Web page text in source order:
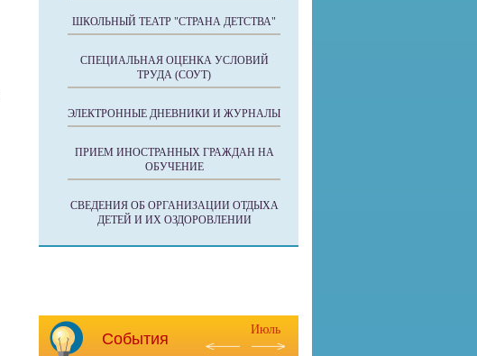
ШКОЛЬНЫЙ ТЕАТР "СТРАНА ДЕТСТВА"
СПЕЦИАЛЬНАЯ ОЦЕНКА УСЛОВИЙ
ТРУДА (СОУТ)
ЭЛЕКТРОННЫЕ ДНЕВНИКИ И ЖУРНАЛЫ
ПРИЕМ ИНОСТРАННЫХ ГРАЖДАН НА
ОБУЧЕНИЕ
СВЕДЕНИЯ ОБ ОРГАНИЗАЦИИ ОТДЫХА
ДЕТЕЙ И ИХ ОЗДОРОВЛЕНИИ
События
Июль